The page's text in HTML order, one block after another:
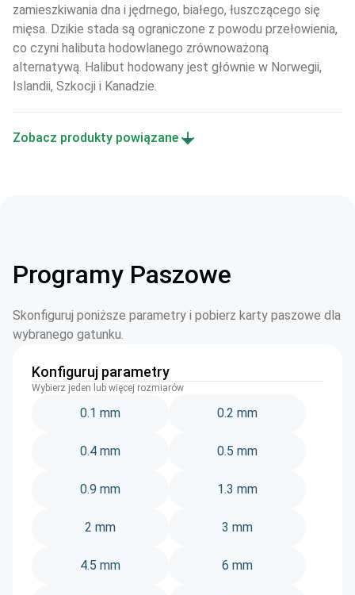
zamieszkiwania dna i jędrnego, białego, łuszczącego się
mięsa. Dzikie stada są ograniczone z powodu przełowienia,
co czyni halibuta hodowlanego zrównoważoną
alternatywą. Halibut hodowany jest głównie w Norwegii,
Islandii, Szkocji i Kanadzie.
Zobacz produkty powiązane
Programy Paszowe
Skonfiguruj poniższe parametry i pobierz karty paszowe dla
wybranego gatunku.
Konfiguruj parametry
Wybierz jeden lub więcej rozmiarów
0.1 mm 0.2 mm
0.4 mm 0.5 mm
0.9 mm 1.3 mm
2 mm 3 mm
4.5 mm 6 mm